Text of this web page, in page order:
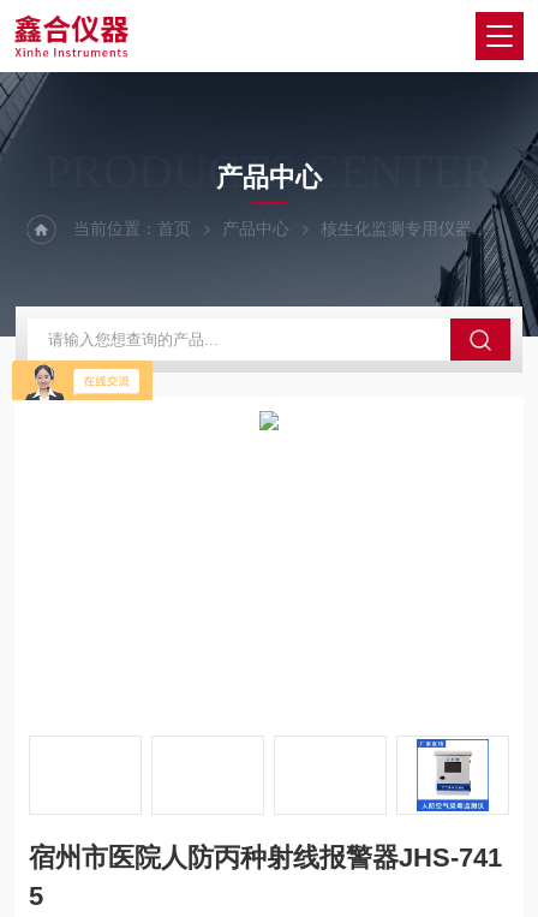
PRODUCTS CENTER
产品中心
当前位置：首页 产品中心 核生化监测专用仪器 丙
宿州市医院人防丙种射线报警器JHS-741
5